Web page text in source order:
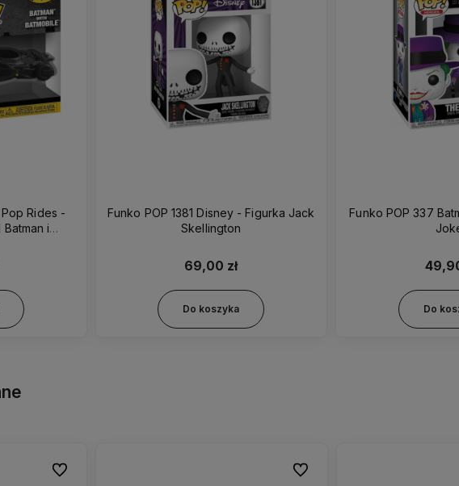
Rides -
i
Funko POP 1381 Disney - Figurka Jack
Skellington
69,00 zł
Do koszyka
Funko POP 337
Do
Do ulubionych Do ulubionych